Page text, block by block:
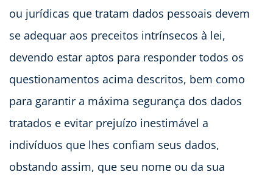
ou jurídicas que tratam dados pessoais devem
se adequar aos preceitos intrínsecos à lei,
devendo estar aptos para responder todos os
questionamentos acima descritos, bem como
para garantir a máxima segurança dos dados
tratados e evitar prejuízo inestimável a
indivíduos que lhes confiam seus dados,
obstando assim, que seu nome ou da sua